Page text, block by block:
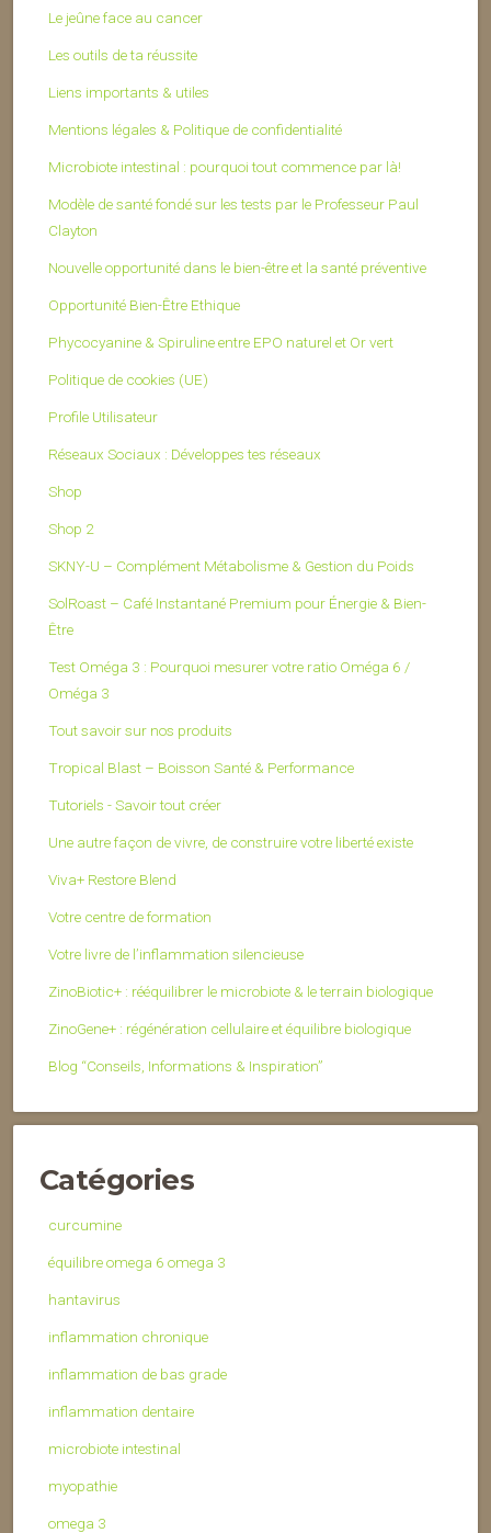
Le jeûne face au cancer
Les outils de ta réussite
Liens importants & utiles
Mentions légales & Politique de confidentialité
Microbiote intestinal : pourquoi tout commence par là!
Modèle de santé fondé sur les tests par le Professeur Paul
Clayton
Nouvelle opportunité dans le bien-être et la santé préventive
Opportunité Bien-Être Ethique
Phycocyanine & Spiruline entre EPO naturel et Or vert
Politique de cookies (UE)
Profile Utilisateur
Réseaux Sociaux : Développes tes réseaux
Shop
Shop 2
SKNY-U – Complément Métabolisme & Gestion du Poids
SolRoast – Café Instantané Premium pour Énergie & Bien-
Être
Test Oméga 3 : Pourquoi mesurer votre ratio Oméga 6 /
Oméga 3
Tout savoir sur nos produits
Tropical Blast – Boisson Santé & Performance
Tutoriels - Savoir tout créer
Une autre façon de vivre, de construire votre liberté existe
Viva+ Restore Blend
Votre centre de formation
Votre livre de l’inflammation silencieuse
ZinoBiotic+ : rééquilibrer le microbiote & le terrain biologique
ZinoGene+ : régénération cellulaire et équilibre biologique
Blog “Conseils, Informations & Inspiration”
Catégories
curcumine
équilibre omega 6 omega 3
hantavirus
inflammation chronique
inflammation de bas grade
inflammation dentaire
microbiote intestinal
myopathie
omega 3